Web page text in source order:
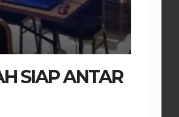
SIAP ANTAR